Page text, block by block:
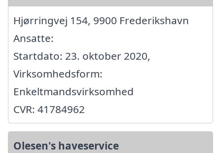
Hjørringvej 154, 9900 Frederikshavn
Ansatte:
Startdato: 23. oktober 2020,
Virksomhedsform:
Enkeltmandsvirksomhed
CVR: 41784962
Olesen's haveservice